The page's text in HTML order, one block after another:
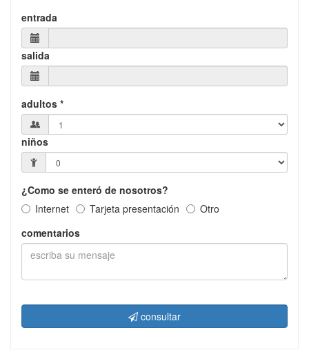
entrada
salida
adultos *
niños
¿Como se enteró de nosotros?
Internet
Tarjeta presentación
Otro
comentarios
consultar